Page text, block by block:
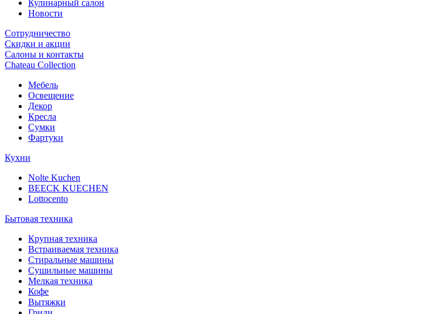
Кулинарный салон
Новости
Сотрудничество
Скидки и акции
Салоны и контакты
Chateau Collection
Мебель
Освещение
Декор
Кресла
Сумки
Фартуки
Кухни
Nolte Kuchen
BEECK KUECHEN
Lottocento
Бытовая техника
Крупная техника
Встраиваемая техника
Стиральные машины
Сушильные машины
Мелкая техника
Кофе
Вытяжки